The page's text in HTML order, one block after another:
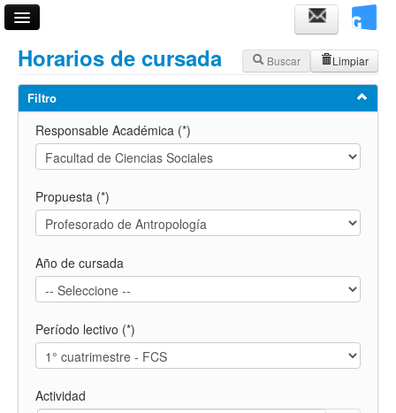
Acceso
Fechas de examen
Horarios de cursadas
Validador de certificados
Ayuda
Horarios de cursada Buscar Limpiar
Filtro
Responsable Académica (*)
Propuesta (*)
Año de cursada
Período lectivo (*)
Actividad